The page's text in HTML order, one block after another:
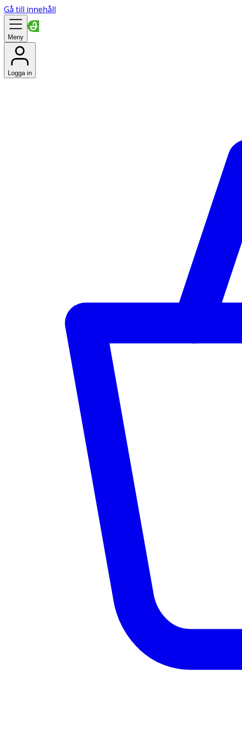
Gå till innehåll
Meny
Logga in